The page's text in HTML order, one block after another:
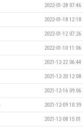
2022-01-28 07:46
2022-01-18 12:18
2022-01-12 07:26
2022-01-10 11:06
2021-12-22 06:44
2021-12-20 12:08
2021-12-16 09:06
2021-12-09 10:39
2021-12-08 15:01